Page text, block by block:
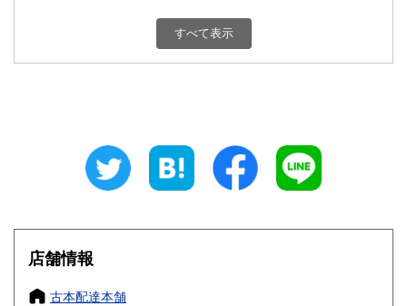
800円 富山県
800円 三重県
大阪府
奈良県
すべて表示
店舗情報
古本配達本舗